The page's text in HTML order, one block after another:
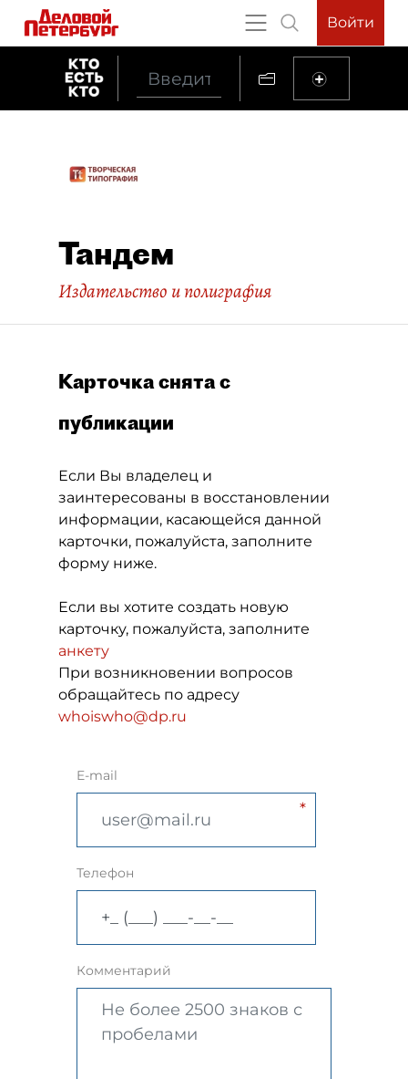
Войти
Тандем
Издательство и полиграфия
Карточка снята с
публикации
Если Вы владелец и
заинтересованы в восстановлении
информации, касающейся данной
карточки, пожалуйста, заполните
форму ниже.
Если вы хотите создать новую
карточку, пожалуйста, заполните
анкету
При возникновении вопросов
обращайтесь по адресу
whoiswho@dp.ru
E-mail
Телефон
Комментарий